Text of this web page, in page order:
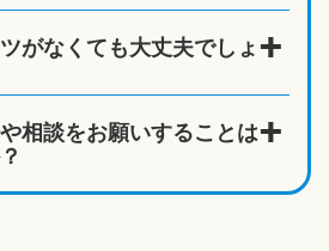
がなくても大丈夫でしょ
相談をお願いすることは